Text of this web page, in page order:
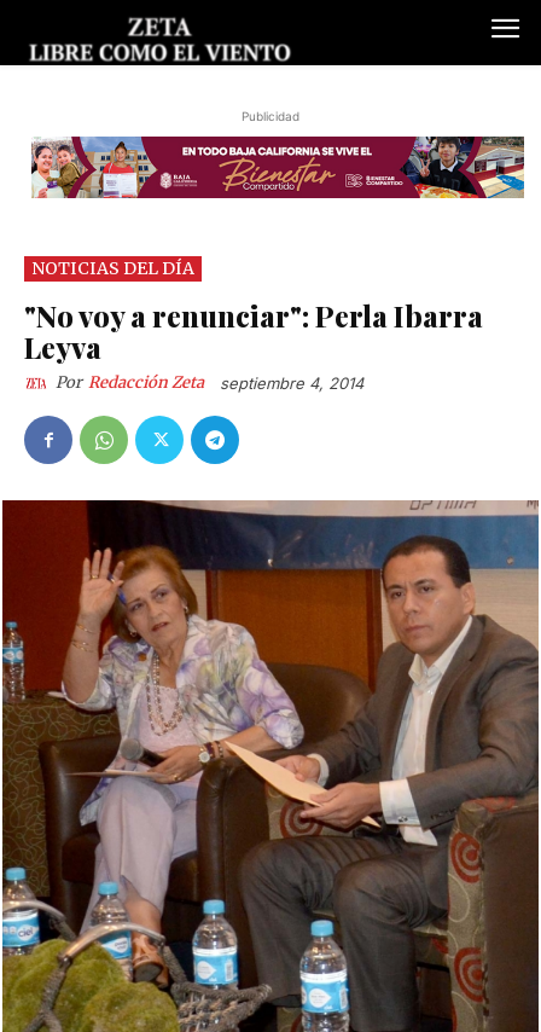
Publicidad
NOTICIAS DEL DÍA
"No voy a renunciar": Perla Ibarra
Leyva
Por Redacción Zeta septiembre 4, 2014